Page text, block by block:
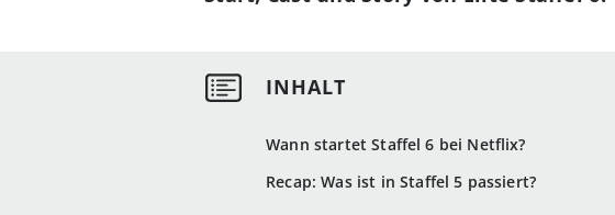
Wann startet Staffel 6 bei Netflix?
Recap: Was ist in Staffel 5 passiert?